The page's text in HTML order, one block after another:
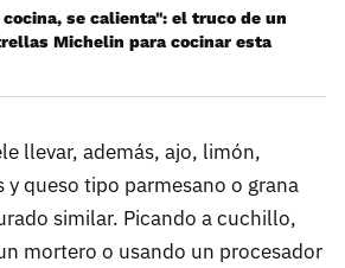
se calienta": el truco de un
Michelin para cocinar esta
llevar, además, ajo, limón,
y queso tipo parmesano o grana
similar. Picando a cuchillo,
mortero o usando un procesador